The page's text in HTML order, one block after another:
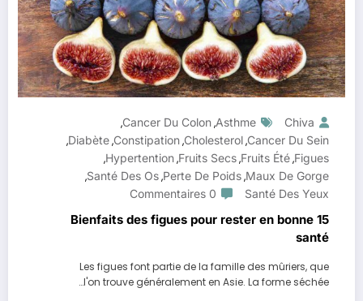
Chiva
Asthme
,
Cancer Du Colon
,
Cancer Du Sein
,
Cholesterol
,
Constipation
,
Diabète
,
Figues
,
Fruits Été
,
Fruits Secs
,
Hypertention
,
Maux De Gorge
,
Perte De Poids
,
Santé Des Os
,
Santé Des Yeux
0 Commentaires
15 Bienfaits des figues pour rester en bonne
santé
Les figues font partie de la famille des mûriers, que
l'on trouve généralement en Asie. La forme séchée…